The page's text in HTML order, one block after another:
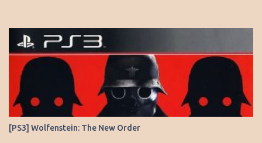
[PS3] Wolfenstein: The New Order